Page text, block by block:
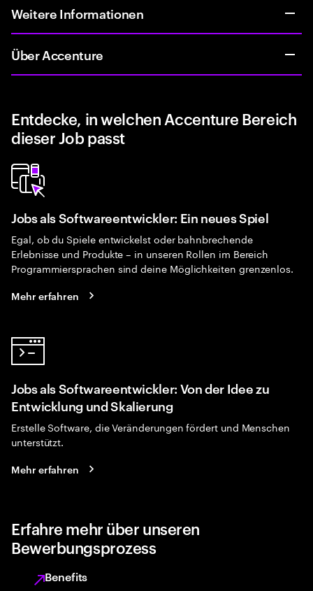
Weitere Informationen
Über Accenture
Entdecke, in welchen Accenture Bereich
dieser Job passt
Jobs als Softwareentwickler: Ein neues Spiel
Egal, ob du Spiele entwickelst oder bahnbrechende
Erlebnisse und Produkte – in unseren Rollen im Bereich
Programmiersprachen sind deine Möglichkeiten grenzenlos.
Mehr erfahren
Jobs als Softwareentwickler: Von der Idee zu
Entwicklung und Skalierung
Erstelle Software, die Veränderungen fördert und Menschen
unterstützt.
Mehr erfahren
Erfahre mehr über unseren
Bewerbungsprozess
Benefits